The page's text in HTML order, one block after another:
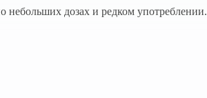
небольших дозах и редком употреблении.